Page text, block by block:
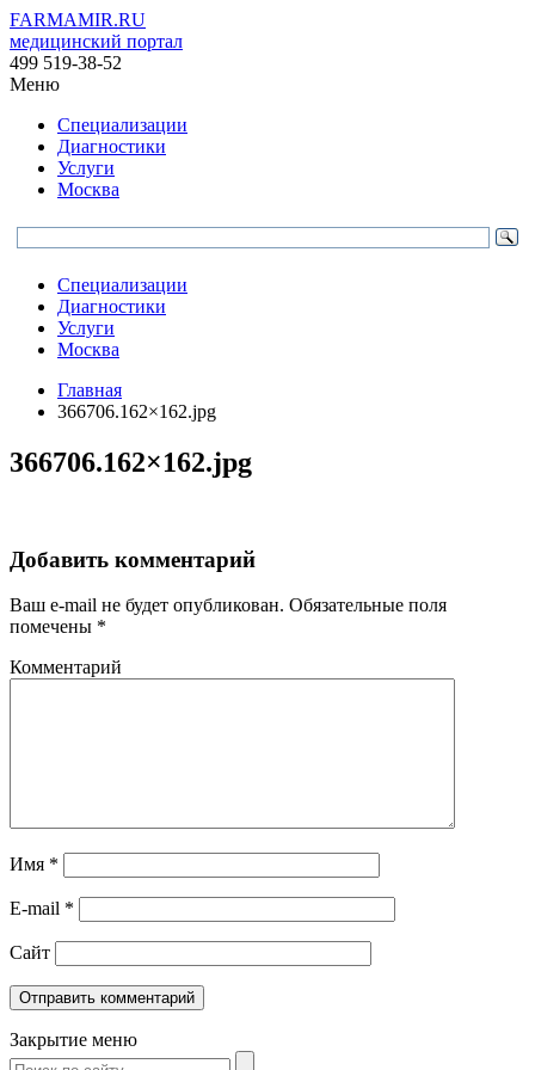
FARMAMIR.RU
медицинский портал
499 519-38-52
Меню
Специализации
Диагностики
Услуги
Москва
Специализации
Диагностики
Услуги
Москва
Главная
366706.162×162.jpg
366706.162×162.jpg
Добавить комментарий
Ваш e-mail не будет опубликован. Обязательные поля
помечены *
Комментарий
Имя *
E-mail *
Сайт
Закрытие меню